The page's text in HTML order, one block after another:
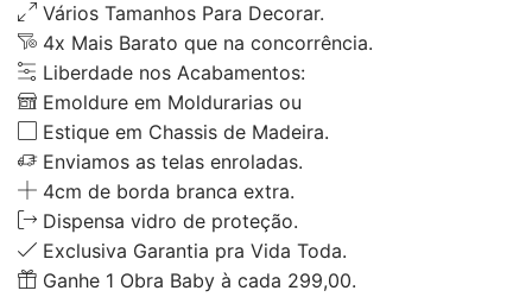
Vários Tamanhos Para Decorar.
4x Mais Barato que na concorrência.
Liberdade nos Acabamentos:
Emoldure em Moldurarias ou
Estique em Chassis de Madeira.
Enviamos as telas enroladas.
4cm de borda branca extra.
Dispensa vidro de proteção.
Exclusiva Garantia pra Vida Toda.
Ganhe 1 Obra Baby à cada 299,00.